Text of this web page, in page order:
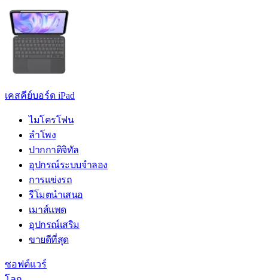
เคสคีย์บอร์ด iPad
ไมโครโฟน
ลำโพง
ปากกาดิจิทัล
อุปกรณ์ระบบจำลอง
การแข่งรถ
รีโมตนำเสนอ
เมาส์แพด
อุปกรณ์เสริม
ขายดีที่สุด
ซอฟต์แวร์